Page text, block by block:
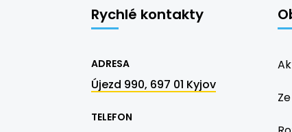
Rychlé kontakty
ADRESA
Újezd 990, 697 01 Kyjov
TELEFON